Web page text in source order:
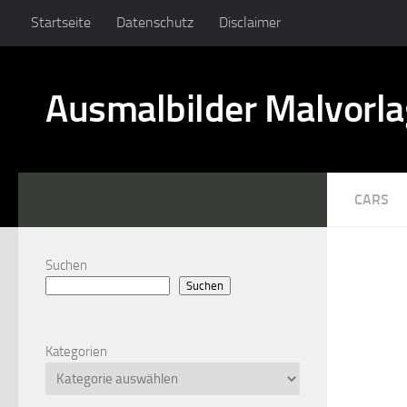
Startseite Datenschutz Disclaimer
Ausmalbilder
CARS
Suchen
Suchen
Kategorien